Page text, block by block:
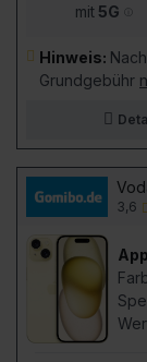
mit5G
Hinweis:
Grundgebühr
3,6